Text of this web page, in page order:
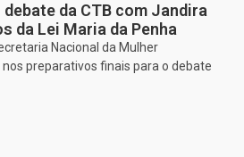
da CTB com Jandira
da Lei Maria da Penha
Nacional da Mulher
preparativos finais para o debate